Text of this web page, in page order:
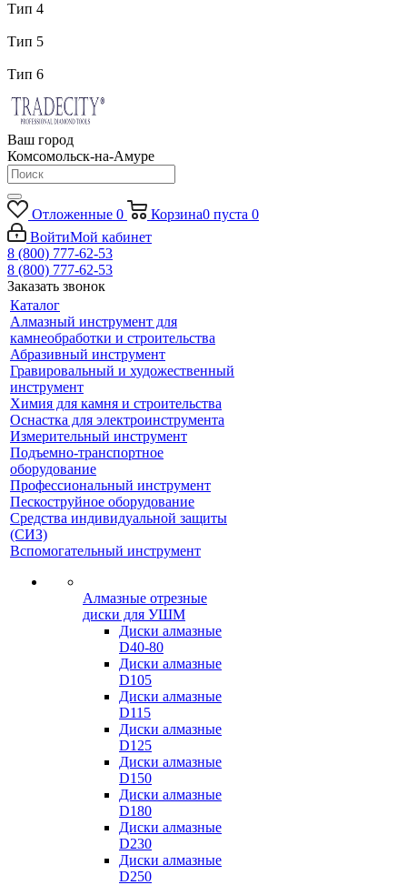
Тип 4
Тип 5
Тип 6
Ваш город
Комсомольск-на-Амуре
Отложенные 0 Корзина0 пуста 0
ВойтиМой кабинет
8 (800) 777-62-53
8 (800) 777-62-53
Заказать звонок
Каталог
Алмазный инструмент для
камнеобработки и строительства
Абразивный инструмент
Гравировальный и художественный
инструмент
Химия для камня и строительства
Оснастка для электроинструмента
Измерительный инструмент
Подъемно-транспортное
оборудование
Профессиональный инструмент
Пескоструйное оборудование
Средства индивидуальной защиты
(СИЗ)
Вспомогательный инструмент
Алмазные отрезные
диски для УШМ
Диски алмазные
D40-80
Диски алмазные
D105
Диски алмазные
D115
Диски алмазные
D125
Диски алмазные
D150
Диски алмазные
D180
Диски алмазные
D230
Диски алмазные
D250